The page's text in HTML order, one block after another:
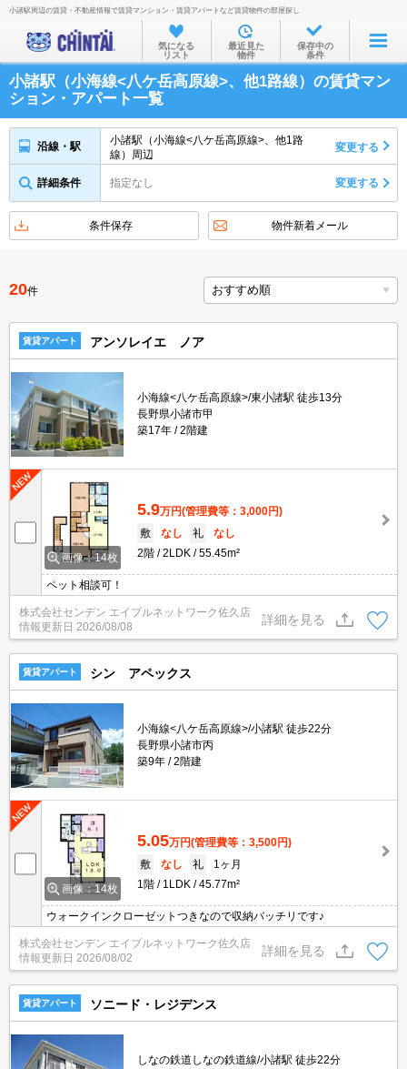
お部屋を探す
沿線・駅から
住所から
家賃相場から
不動産会社から
小諸駅周辺の賃貸・不動産情報で賃貸マンション・賃貸アパートなど賃貸物件の部屋探し
気になる
リスト
最近見た
物件
保存中の
条件
小諸駅（小海線<八ケ岳高原線>、他1路線）の賃貸マン
ション・アパート一覧
沿線・駅
小諸駅（小海線<八ケ岳高原線>、他1路
線）周辺
変更する
詳細条件 指定なし 変更する
条件保存 物件新着メール
20件
賃貸アパート アンソレイエ ノア
小海線<八ケ岳高原線>/東小諸駅 徒歩13分
長野県小諸市甲
築17年
2階建
画像：14枚
5.9万円(管理費等：3,000円)
敷
なし 礼
なし
2階
2LDK 55.45m²
ペット相談可！
株式会社センデン エイブルネットワーク佐久店
情報更新日 2026/08/08
詳細を見る
賃貸アパート シン アペックス
小海線<八ケ岳高原線>/小諸駅 徒歩22分
長野県小諸市丙
築9年
2階建
画像：14枚
5.05万円(管理費等：3,500円)
敷
なし 礼
1ヶ月
1階
1LDK 45.77m²
ウォークインクローゼットつきなので収納バッチリです♪
株式会社センデン エイブルネットワーク佐久店
情報更新日 2026/08/02
詳細を見る
賃貸アパート ソニード・レジデンス
しなの鉄道しなの鉄道線/小諸駅 徒歩22分